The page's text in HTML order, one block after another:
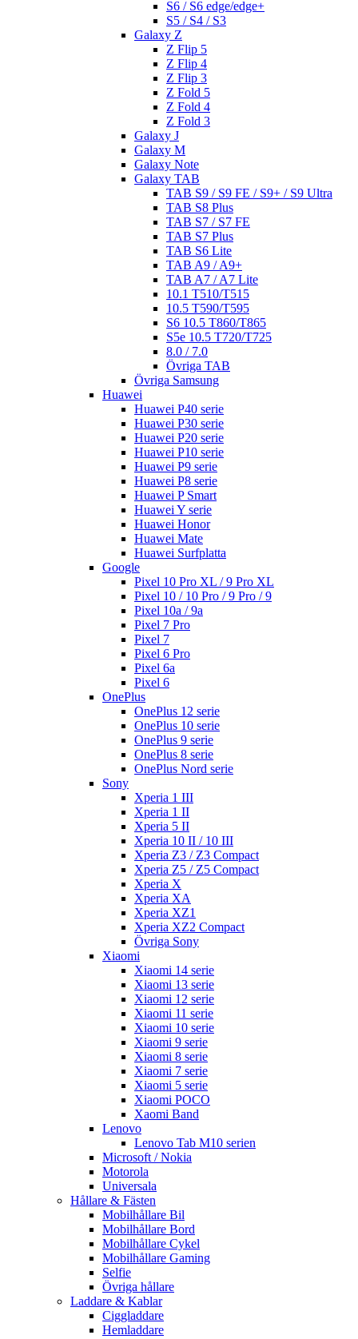
S6 / S6 edge/edge+
S5 / S4 / S3
Galaxy Z
Z Flip 5
Z Flip 4
Z Flip 3
Z Fold 5
Z Fold 4
Z Fold 3
Galaxy J
Galaxy M
Galaxy Note
Galaxy TAB
TAB S9 / S9 FE / S9+ / S9 Ultra
TAB S8 Plus
TAB S7 / S7 FE
TAB S7 Plus
TAB S6 Lite
TAB A9 / A9+
TAB A7 / A7 Lite
10.1 T510/T515
10.5 T590/T595
S6 10.5 T860/T865
S5e 10.5 T720/T725
8.0 / 7.0
Övriga TAB
Övriga Samsung
Huawei
Huawei P40 serie
Huawei P30 serie
Huawei P20 serie
Huawei P10 serie
Huawei P9 serie
Huawei P8 serie
Huawei P Smart
Huawei Y serie
Huawei Honor
Huawei Mate
Huawei Surfplatta
Google
Pixel 10 Pro XL / 9 Pro XL
Pixel 10 / 10 Pro / 9 Pro / 9
Pixel 10a / 9a
Pixel 7 Pro
Pixel 7
Pixel 6 Pro
Pixel 6a
Pixel 6
OnePlus
OnePlus 12 serie
OnePlus 10 serie
OnePlus 9 serie
OnePlus 8 serie
OnePlus Nord serie
Sony
Xperia 1 III
Xperia 1 II
Xperia 5 II
Xperia 10 II / 10 III
Xperia Z3 / Z3 Compact
Xperia Z5 / Z5 Compact
Xperia X
Xperia XA
Xperia XZ1
Xperia XZ2 Compact
Övriga Sony
Xiaomi
Xiaomi 14 serie
Xiaomi 13 serie
Xiaomi 12 serie
Xiaomi 11 serie
Xiaomi 10 serie
Xiaomi 9 serie
Xiaomi 8 serie
Xiaomi 7 serie
Xiaomi 5 serie
Xiaomi POCO
Xaomi Band
Lenovo
Lenovo Tab M10 serien
Microsoft / Nokia
Motorola
Universala
Hållare & Fästen
Mobilhållare Bil
Mobilhållare Bord
Mobilhållare Cykel
Mobilhållare Gaming
Selfie
Övriga hållare
Laddare & Kablar
Ciggladdare
Hemladdare